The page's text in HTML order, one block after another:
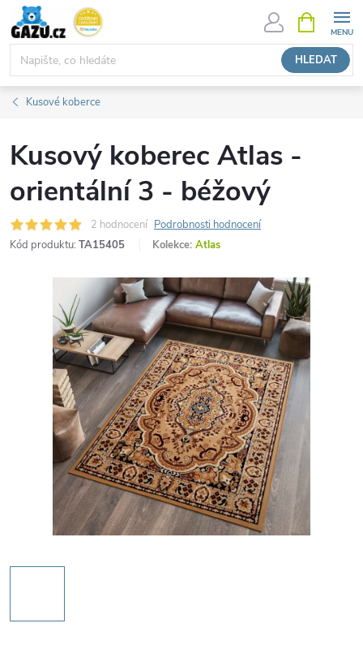
Přejít
obsah
HLEDAT
NÁKUPNÍ
KOŠÍK
Kusové koberce
Kusový koberec Atlas -
orientální 3 - béžový
2 hodnocení Podrobnosti hodnocení
Kód produktu: TA15405 Kolekce: Atlas